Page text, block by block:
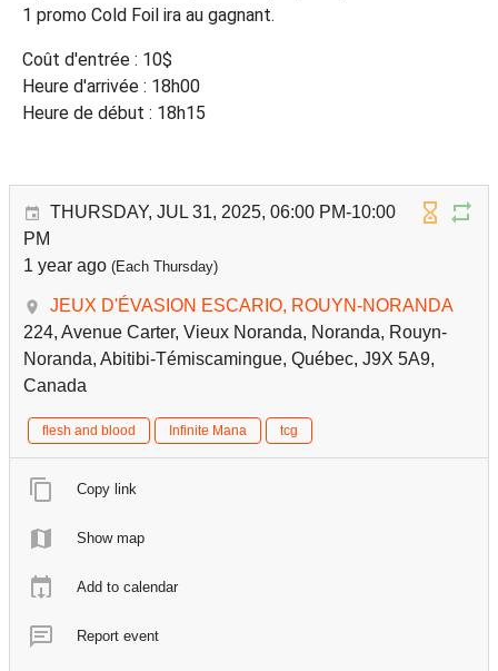
1 promo Cold Foil ira au gagnant.
Coût d'entrée : 10$
Heure d'arrivée : 18h00
Heure de début : 18h15
THURSDAY, JUL 31, 2025, 06:00 PM-10:00
PM
1 year ago (Each Thursday)
JEUX D'ÉVASION ESCARIO, ROUYN-NORANDA
224, Avenue Carter, Vieux Noranda, Noranda, Rouyn-
Noranda, Abitibi-Témiscamingue, Québec, J9X 5A9,
Canada
flesh and blood Infinite Mana tcg
Copy link
Show map
Add to calendar
Report event